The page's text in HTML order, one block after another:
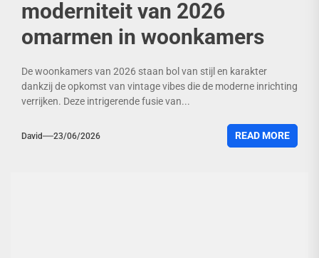
moderniteit van 2026
omarmen in woonkamers
De woonkamers van 2026 staan bol van stijl en karakter
dankzij de opkomst van vintage vibes die de moderne inrichting
verrijken. Deze intrigerende fusie van...
David 23/06/2026 READ MORE